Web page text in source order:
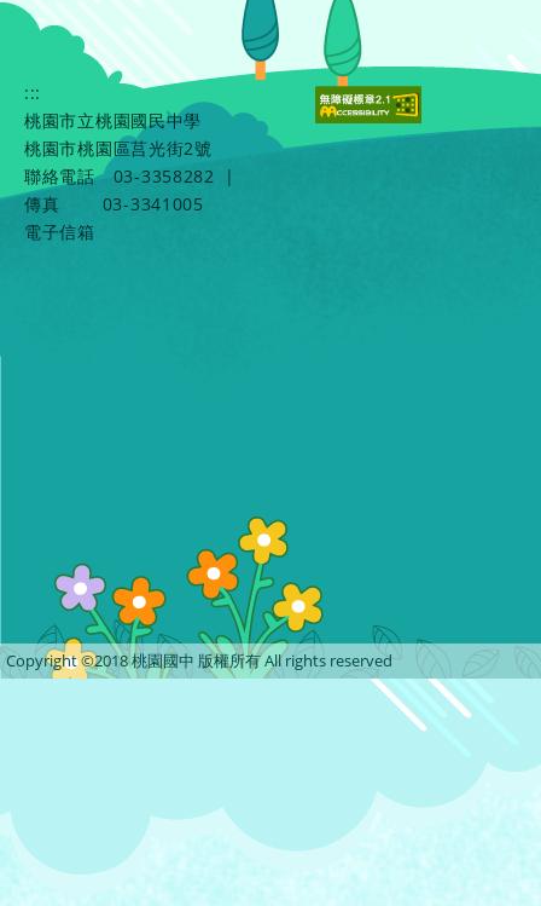
:::
桃園市立桃園國民中學
桃園市桃園區莒光街2號
聯絡電話
03-3358282
|
傳真
03-3341005
電子信箱
Copyright ©2018 桃園國中 版權所有 All rights reserved